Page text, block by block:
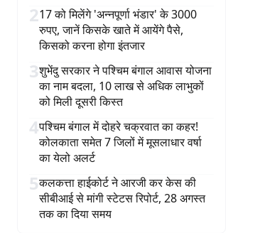
217 को मिलेंगे 'अन्नपूर्णा भंडार' के 3000
रुपए, जानें किसके खाते में आयेंगे पैसे,
किसको करना होगा इंतजार
3शुभेंदु सरकार ने पश्चिम बंगाल आवास योजना
का नाम बदला, 10 लाख से अधिक लाभुकों
को मिली दूसरी किस्त
4पश्चिम बंगाल में दोहरे चक्रवात का कहर!
कोलकाता समेत 7 जिलों में मूसलाधार वर्षा
का येलो अलर्ट
5कलकत्ता हाईकोर्ट ने आरजी कर केस की
सीबीआई से मांगी स्टेटस रिपोर्ट, 28 अगस्त
तक का दिया समय